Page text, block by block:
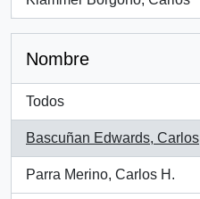
, 1 resultados
Nombre
Todos
Bascuñan Edwards, Carlos
, 2 resultados
Parra Merino, Carlos H.
, 1 resultados